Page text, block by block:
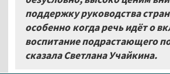
поддержку руководства
особенно когда речь идёт о
воспитание подрастающего
сказала Светлана Учайкина.